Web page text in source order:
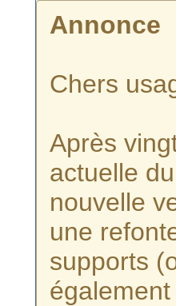
Annonce
Chers
Après
actuelle
nouvelle
une
supports